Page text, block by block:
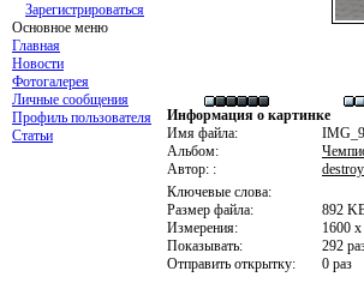
Зарегистрироваться
Основное меню
Главная
Новости
Фотогалерея
Личные сообщения
Профиль пользователя
Статьи
Информация о картинке
Имя файла:
Альбом:
Автор: :
Ключевые слова:
Размер файла:
892
Измерения:
1600
Показывать:
292
Отправить открытку:
0 раз